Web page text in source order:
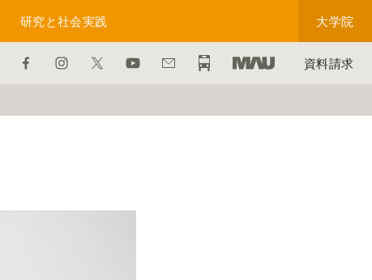
研究と社会実践 大学院
資料請求